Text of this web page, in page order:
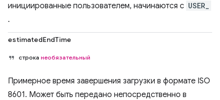
инициированные пользователем, начинаются с USER_
.
estimatedEndTime
строка необязательный
Примерное время завершения загрузки в формате ISO
8601. Может быть передано непосредственно в